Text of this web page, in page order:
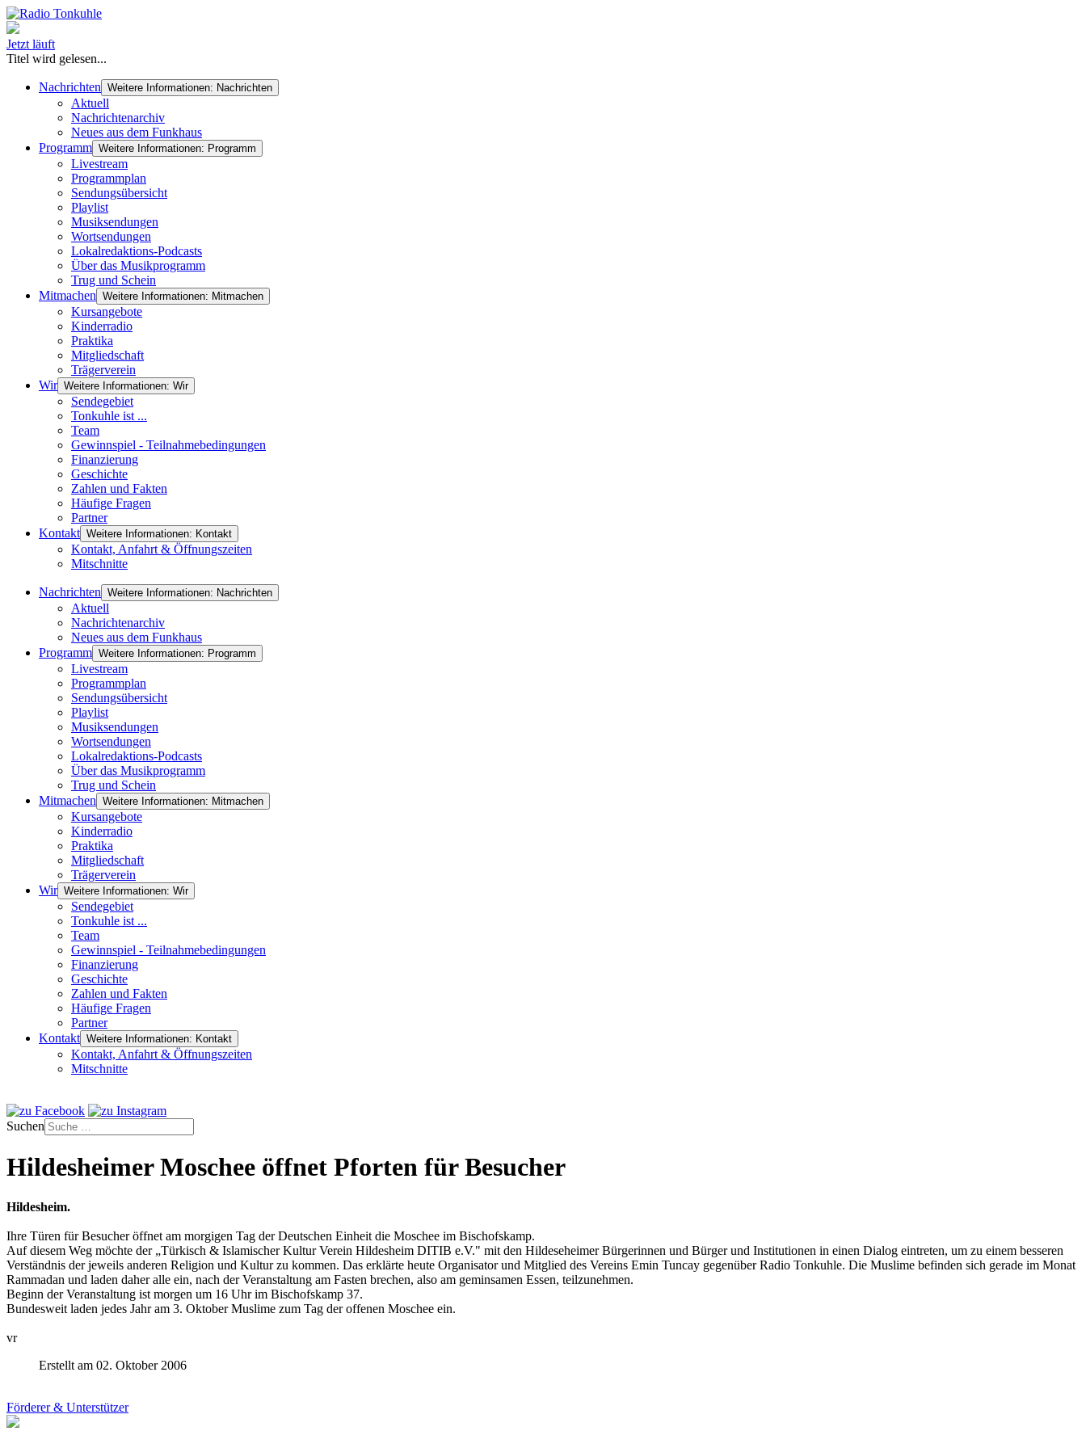
Jetzt läuft
Titel wird gelesen...
Nachrichten Weitere Informationen: Nachrichten
Aktuell
Nachrichtenarchiv
Neues aus dem Funkhaus
Programm Weitere Informationen: Programm
Livestream
Programmplan
Sendungsübersicht
Playlist
Musiksendungen
Wortsendungen
Lokalredaktions-Podcasts
Über das Musikprogramm
Trug und Schein
Mitmachen Weitere Informationen: Mitmachen
Kursangebote
Kinderradio
Praktika
Mitgliedschaft
Trägerverein
Wir Weitere Informationen: Wir
Sendegebiet
Tonkuhle ist ...
Team
Gewinnspiel - Teilnahmebedingungen
Finanzierung
Geschichte
Zahlen und Fakten
Häufige Fragen
Partner
Kontakt Weitere Informationen: Kontakt
Kontakt, Anfahrt & Öffnungszeiten
Mitschnitte
Nachrichten Weitere Informationen: Nachrichten
Aktuell
Nachrichtenarchiv
Neues aus dem Funkhaus
Programm Weitere Informationen: Programm
Livestream
Programmplan
Sendungsübersicht
Playlist
Musiksendungen
Wortsendungen
Lokalredaktions-Podcasts
Über das Musikprogramm
Trug und Schein
Mitmachen Weitere Informationen: Mitmachen
Kursangebote
Kinderradio
Praktika
Mitgliedschaft
Trägerverein
Wir Weitere Informationen: Wir
Sendegebiet
Tonkuhle ist ...
Team
Gewinnspiel - Teilnahmebedingungen
Finanzierung
Geschichte
Zahlen und Fakten
Häufige Fragen
Partner
Kontakt Weitere Informationen: Kontakt
Kontakt, Anfahrt & Öffnungszeiten
Mitschnitte
Suchen
Hildesheimer Moschee öffnet Pforten für Besucher
Hildesheim.
Ihre Türen für Besucher öffnet am morgigen Tag der Deutschen Einheit die Moschee im Bischofskamp.
Auf diesem Weg möchte der „Türkisch & Islamischer Kultur Verein Hildesheim DITIB e.V." mit den Hildeseheimer Bürgerinnen und Bürger und Institutionen in einen Dialog eintreten, um zu einem besseren
Verständnis der jeweils anderen Religion und Kultur zu kommen. Das erklärte heute Organisator und Mitglied des Vereins Emin Tuncay gegenüber Radio Tonkuhle. Die Muslime befinden sich gerade im Monat
Rammadan und laden daher alle ein, nach der Veranstaltung am Fasten brechen, also am geminsamen Essen, teilzunehmen.
Beginn der Veranstaltung ist morgen um 16 Uhr im Bischofskamp 37.
Bundesweit laden jedes Jahr am 3. Oktober Muslime zum Tag der offenen Moschee ein.
vr
Erstellt am 02. Oktober 2006
Förderer & Unterstützer